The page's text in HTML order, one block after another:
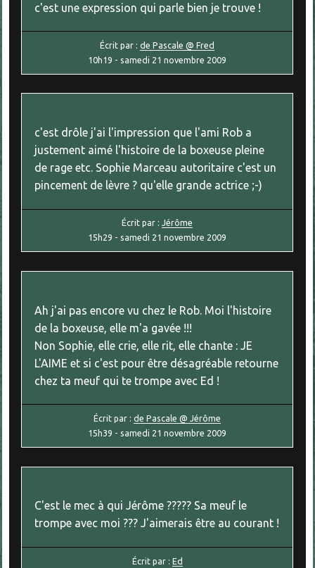
c'est une expression qui parle bien je trouve !
Écrit par :de Pascale @ Fred
10h19 - samedi 21 novembre 2009
c'est drôle j'ai l'impression que l'ami Rob a
justement aimé l'histoire de la boxeuse pleine
de rage etc. Sophie Marceau autoritaire c'est un
pincement de lèvre ? qu'elle grande actrice ;-)
Écrit par :Jérôme
15h29 - samedi 21 novembre 2009
Ah j'ai pas encore vu chez le Rob. Moi l'histoire
de la boxeuse, elle m'a gavée !!!
Non Sophie, elle crie, elle rit, elle chante : JE
L'AIME et si c'est pour être désagréable retourne
chez ta meuf qui te trompe avec Ed !
Écrit par :de Pascale @ Jérôme
15h39 - samedi 21 novembre 2009
C'est le mec à qui Jérôme ????? Sa meuf le
trompe avec moi ??? J'aimerais être au courant !
Écrit par : Ed